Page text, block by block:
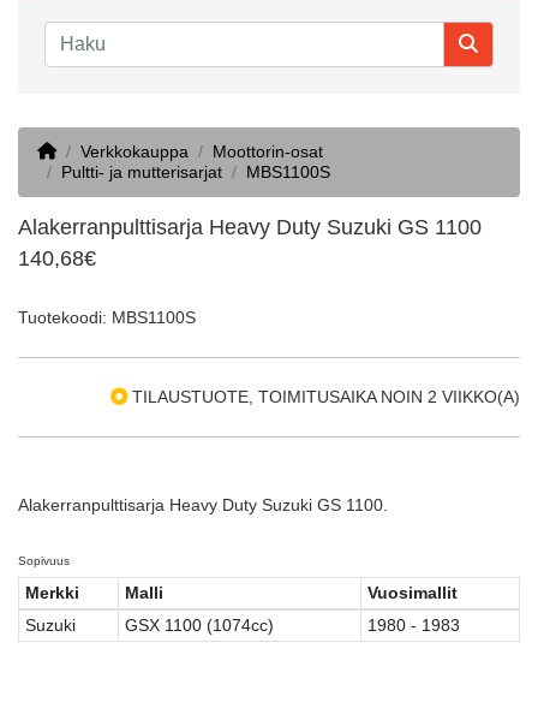
HomeVerkkokauppa
Moottorin-osat
Pultti- ja mutterisarjat
MBS1100S
Alakerranpulttisarja Heavy Duty Suzuki GS 1100
140,68€
Tuotekoodi: MBS1100S
TILAUSTUOTE, TOIMITUSAIKA NOIN 2 VIIKKO(A)
Alakerranpulttisarja Heavy Duty Suzuki GS 1100.
Sopivuus
Merkki Malli
Vuosimallit
Suzuki
GSX 1100 (1074cc) 1980 - 1983